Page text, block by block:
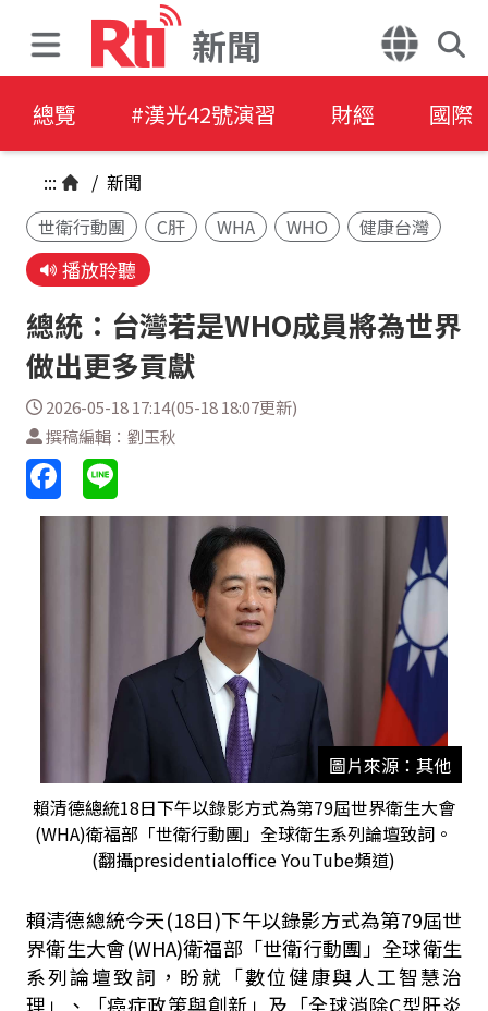
新聞
總覽 #漢光42號演習 財經 國際
::: / 新聞
世衛行動團
C肝 WHA WHO 健康台灣
播放聆聽
總統：台灣若是WHO成員將為世界
做出更多貢獻
2026-05-18 17:14(05-18 18:07更新)
撰稿編輯：劉玉秋
圖片來源：其他
賴清德總統18日下午以錄影方式為第79屆世界衛生大會
(WHA)衛福部「世衛行動團」全球衛生系列論壇致詞。
(翻攝presidentialoffice YouTube頻道)
賴清德總統今天(18日)下午以錄影方式為第79屆世
界衛生大會(WHA)衛福部「世衛行動團」全球衛生
系列論壇致詞，盼就「數位健康與人工智慧治
理」、「癌症政策與創新」及「全球消除C型肝炎